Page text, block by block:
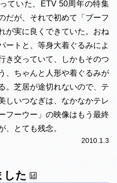
ていた、ETV 50周年の特集
だが、それで初めて「ブーフ
が実に良くできていた。おね
ートと、等身大着ぐるみによ
き交っていて、しかもそのつ
、ちゃんと人形や着ぐるみが
。芝居が途切れないので、テ
しいつなぎは、なかなかテレ
フーウー」の映像はもう最終
、とても残念。
2010.1.3
した